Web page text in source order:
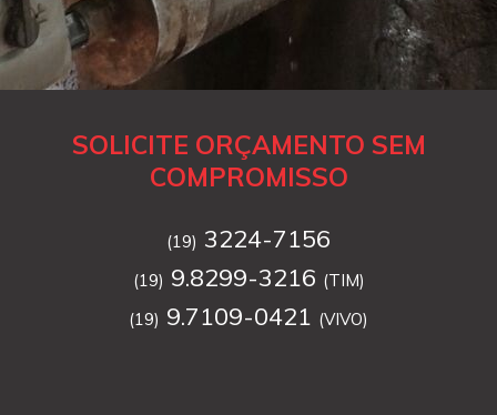
SOLICITE ORÇAMENTO SEM
COMPROMISSO
(19) 3224-7156
(19) 9.8299-3216 (TIM)
(19) 9.7109-0421 (VIVO)